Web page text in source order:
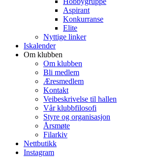
Aspirant
Konkurranse
Elite
Nyttige linker
Iskalender
Om klubben
Om klubben
Bli medlem
Æresmedlem
Kontakt
Veibeskrivelse til hallen
Vår klubbfilosofi
Styre og organisasjon
Årsmøte
Filarkiv
Nettbutikk
Instagram